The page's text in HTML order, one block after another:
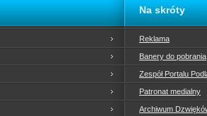
Na skróty
Reklama
Banery do pobrania
Zespół Portalu
Patronat medialny
Archiwum